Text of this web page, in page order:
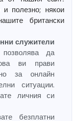
полезно; някои
британски
служители
да
ви прави
за онлайн
ситуации.
личния си
безплатни